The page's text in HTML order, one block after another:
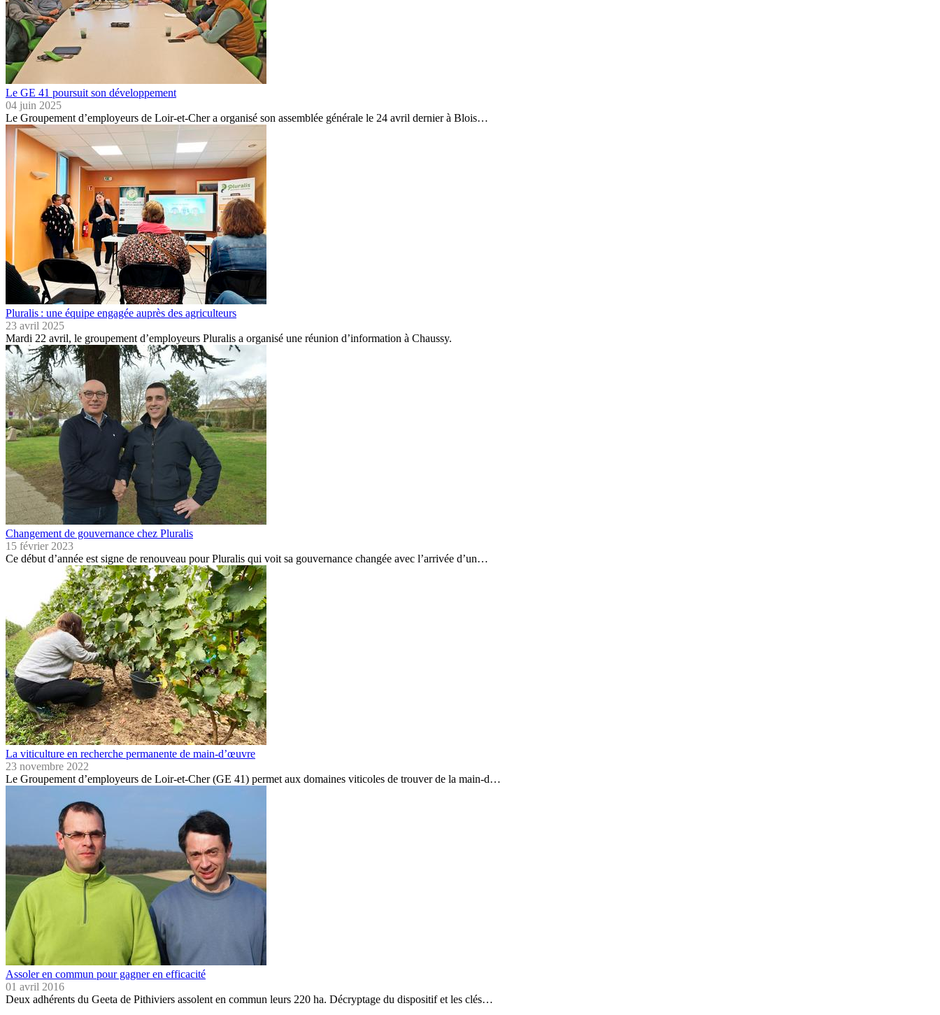
Le GE 41 poursuit son développement
04 juin 2025
Le Groupement d’employeurs de Loir-et-Cher a organisé son assemblée générale le 24 avril dernier à Blois…
Pluralis : une équipe engagée auprès des agriculteurs
23 avril 2025
Mardi 22 avril, le groupement d’employeurs Pluralis a organisé une réunion d’information à Chaussy.
Changement de gouvernance chez Pluralis
15 février 2023
Ce début d’année est signe de renouveau pour Pluralis qui voit sa gouvernance changée avec l’arrivée d’un…
La viticulture en recherche permanente de main-d’œuvre
23 novembre 2022
Le Groupement d’employeurs de Loir-et-Cher (GE 41) permet aux domaines viticoles de trouver de la main-d…
Assoler en commun pour gagner en efficacité
01 avril 2016
Deux adhérents du Geeta de Pithiviers assolent en commun leurs 220 ha. Décryptage du dispositif et les clés…